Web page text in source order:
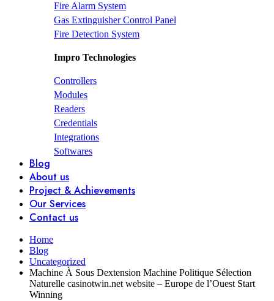
Fire Alarm System
Gas Extinguisher Control Panel
Fire Detection System
Impro Technologies
Controllers
Modules
Readers
Credentials
Integrations
Softwares
Blog
About us
Project & Achievements
Our Services
Contact us
Home
Blog
Uncategorized
Machine À Sous Dextension Machine Politique Sélection
Naturelle casinotwin.net website – Europe de l’Ouest Start
Winning